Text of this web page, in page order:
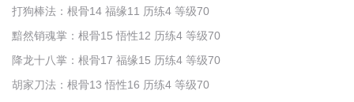
打狗棒法：根骨14 福缘11 历练4 等级70
黯然销魂掌：根骨15 悟性12 历练4 等级70
降龙十八掌：根骨17 福缘15 历练4 等级70
胡家刀法：根骨13 悟性16 历练4 等级70